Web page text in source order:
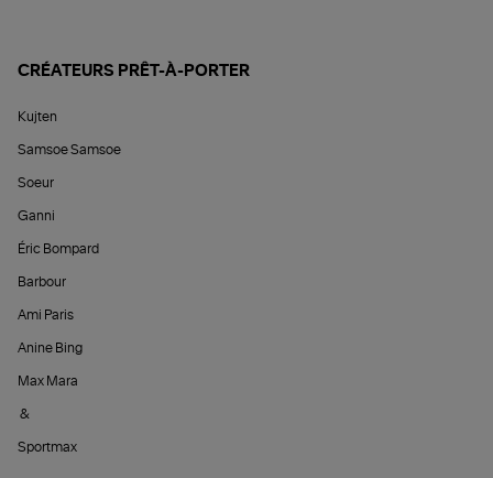
CRÉATEURS PRÊT-À-PORTER
Kujten
Samsoe Samsoe
Soeur
Ganni
Éric Bompard
Barbour
Ami Paris
Anine Bing
Max Mara
&
Sportmax